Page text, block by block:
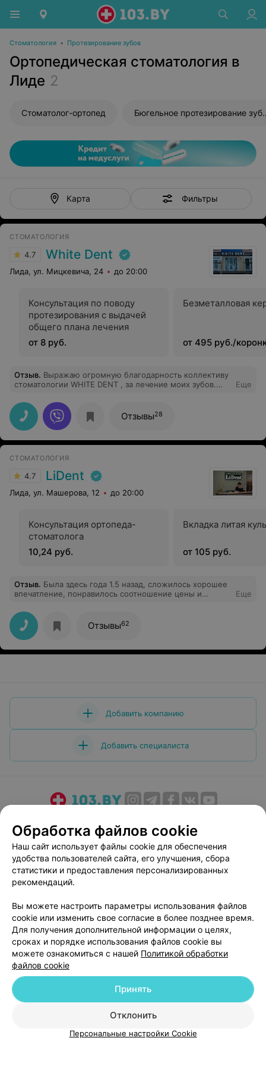
Стоматология • Протезирование зубов
Ортопедическая стоматология в
Лиде 2
Стоматолог-ортопед
Карта Фильтры
СТОМАТОЛОГИЯ
4.7 White Dent
Лида, ул. Мицкевича, 24 до 20:00
Консультация по поводу
протезирования с выдачей
общего плана лечения
от 8 руб.
Безметалловая
от 495 руб./
Отзыв. Выражаю огромную благодарность коллективу
стоматологии WHITE DENT , за лечение моих зубов.
доволен. Всем рекомендую.
Еще
Отзывы28
СТОМАТОЛОГИЯ
4.7 LiDent
Лида, ул. Машерова, 12 до 20:00
Консультация ортопеда-
стоматолога
10,24 руб.
Вкладка литая
от 105 руб.
Отзыв. Была здесь года 1.5 назад, сложилось хорошее
впечатление, понравилось соотношение цены и
довольна врачем Кульковой, хорошее лечение, дали
дельный совет, зубы больше не беспокоят. Быстро и
на месте делают снимок (если надо). Ходил и муж,
также остался доволен. Теперь всегда сюда.
Еще
Отзывы62
Добавить компанию
Добавить специалиста
Медицинский маркетинг
Публичный договор
Пользовательское соглашение
Способы оплаты
Вакансии
Партнеры
Написать руководителю 103.by
Персональные настройки cookie
Обработка персональных данных
© 2026 ООО «Артокс Лаб», УНП 191700409| 220012, Республика Беларусь,
г. Минск, улица Толбухина, 2, пом. 16 | help@103.by
Обработка файлов cookie
Наш сайт использует файлы cookie для обеспечения
удобства пользователей сайта, его улучшения, сбора
статистики и предоставления персонализированных
рекомендаций.
Вы можете настроить параметры использования файлов
cookie или изменить свое согласие в более позднее время.
Для получения дополнительной информации о целях,
сроках и порядке использования файлов cookie вы
можете ознакомиться с нашей Политикой обработки
файлов cookie
Отклонить
Принять
Персональные настройки Cookie